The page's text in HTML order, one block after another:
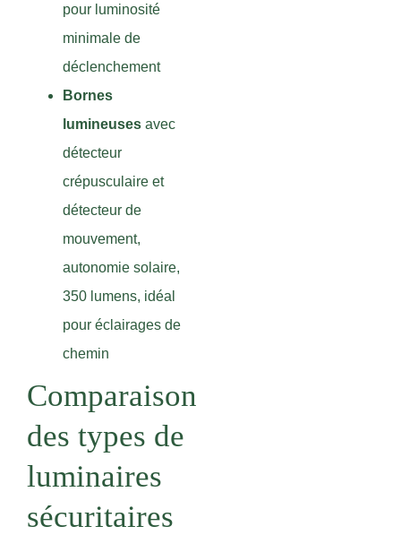
pour luminosité
minimale de
déclenchement
Bornes
lumineuses avec
détecteur
crépusculaire et
détecteur de
mouvement,
autonomie solaire,
350 lumens, idéal
pour éclairages de
chemin
Comparaison
des types de
luminaires
sécuritaires